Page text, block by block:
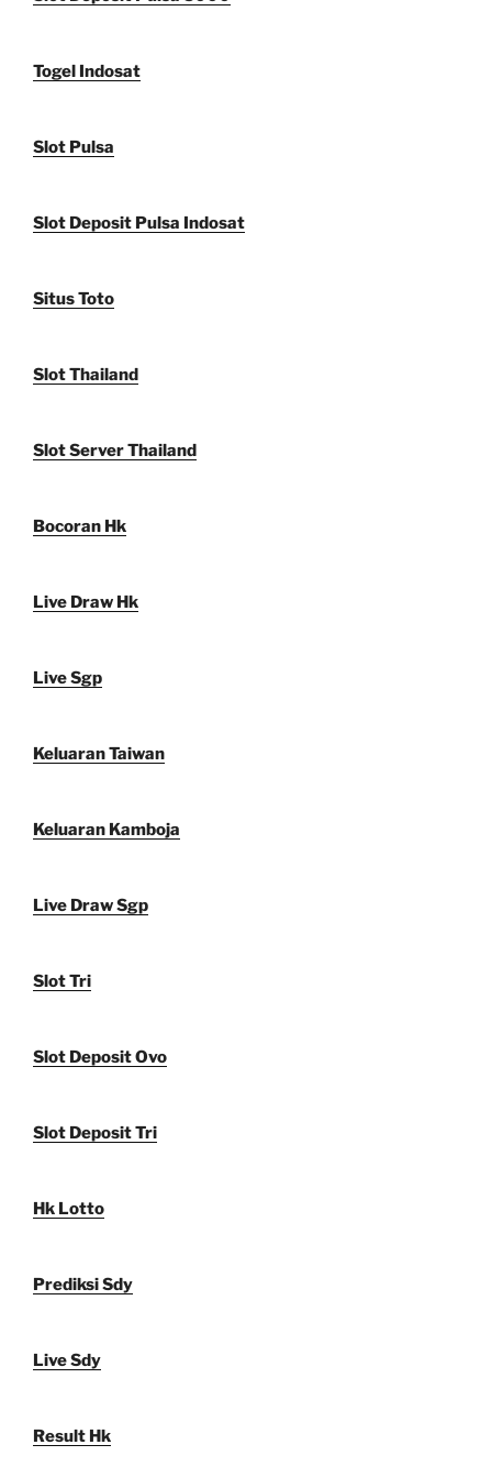
Togel Indosat
Slot Pulsa
Slot Deposit Pulsa Indosat
Situs Toto
Slot Thailand
Slot Server Thailand
Bocoran Hk
Live Draw Hk
Live Sgp
Keluaran Taiwan
Keluaran Kamboja
Live Draw Sgp
Slot Tri
Slot Deposit Ovo
Slot Deposit Tri
Hk Lotto
Prediksi Sdy
Live Sdy
Result Hk